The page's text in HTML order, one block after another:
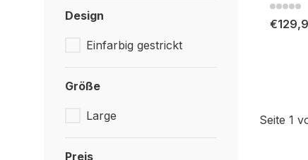
Design
Einfarbig gestrickt
Größe
Large
Preis
Seite 1